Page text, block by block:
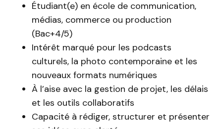
Étudiant(e) en école de communication,
médias, commerce ou production
(Bac+4/5)
Intérêt marqué pour les podcasts
culturels, la photo contemporaine et les
nouveaux formats numériques
À l’aise avec la gestion de projet, les délais
et les outils collaboratifs
Capacité à rédiger, structurer et présenter